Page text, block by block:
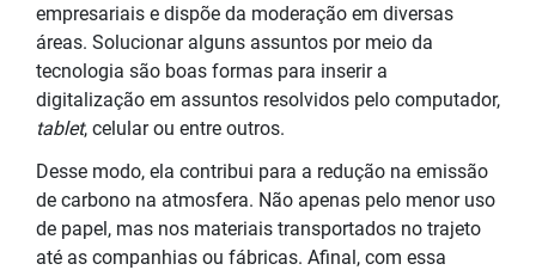
empresariais e dispõe da moderação em diversas
áreas. Solucionar alguns assuntos por meio da
tecnologia são boas formas para inserir a
digitalização em assuntos resolvidos pelo computador,
tablet, celular ou entre outros.
Desse modo, ela contribui para a redução na emissão
de carbono na atmosfera. Não apenas pelo menor uso
de papel, mas nos materiais transportados no trajeto
até as companhias ou fábricas. Afinal, com essa